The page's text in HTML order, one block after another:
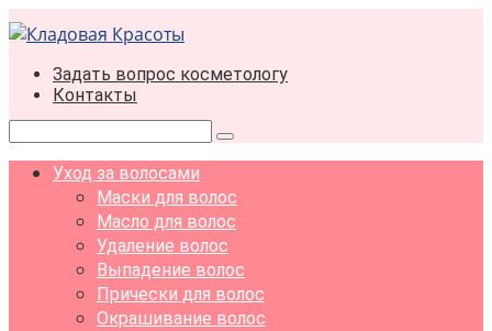
Перейти
к
контентуЗадать вопрос косметологу
Контакты
Поиск:
Уход за волосами
Маски для волос
Масло для волос
Удаление волос
Выпадение волос
Прически для волос
Окрашивание волос